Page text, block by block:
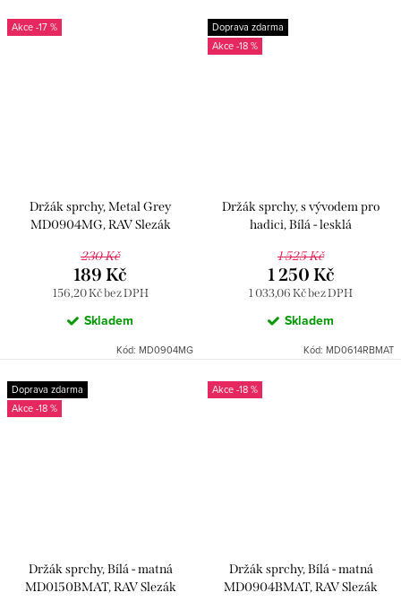
-17 %
Držák sprchy, Metal Grey
MD0904MG, RAV Slezák
230 Kč
156,20 Kč bez DPH
189 Kč
Skladem
Kód: MD0904MG
Doprava zdarma
-18 %
Držák sprchy, s vývodem pro
hadici, Bílá - lesklá
1 525 Kč
1 033,06 Kč bez DPH
1 250 Kč
Skladem
Kód: MD0614RBMAT
Doprava zdarma
-18 %
Držák sprchy, Bílá - matná
MD0150BMAT, RAV Slezák
-18 %
Držák sprchy, Bílá - matná
MD0904BMAT, RAV Slezák